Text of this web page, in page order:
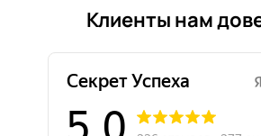
Клиенты нам